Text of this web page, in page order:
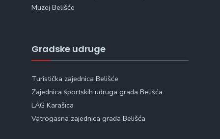
Muzej Belišće
Gradske udruge
Turistička zajednica Belišće
Zajednica športskih udruga grada Belišća
LAG Karašica
Vatrogasna zajednica grada Belišća